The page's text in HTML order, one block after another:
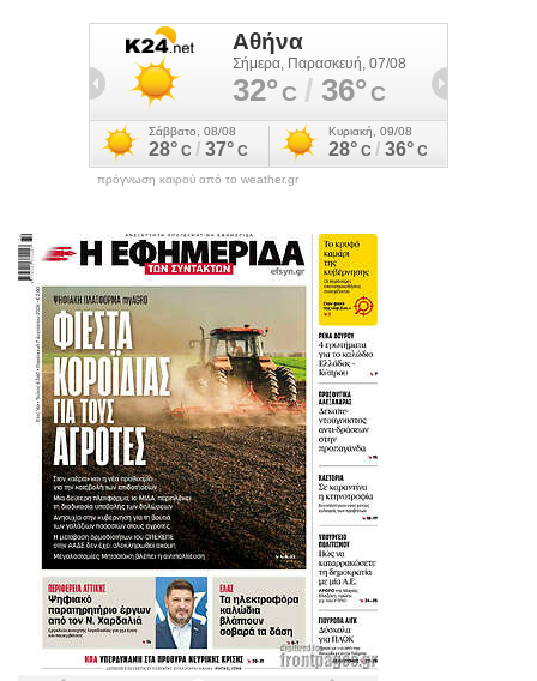
πρόγνωση καιρού από το weather.gr